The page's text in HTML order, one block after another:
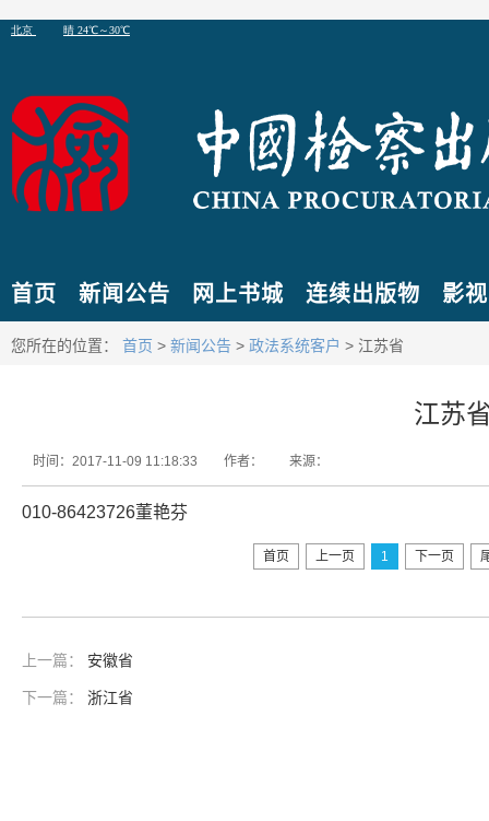
首页 新闻公告 网上书城 连续出版物 影
您所在的位置： 首页 > 新闻公告 > 政法系统客户 > 江苏省
江苏
时间：2017-11-09 11:18:33 作者： 来源：
010-86423726董艳芬
首页 上一页 1 下一页
上一篇： 安徽省
下一篇： 浙江省